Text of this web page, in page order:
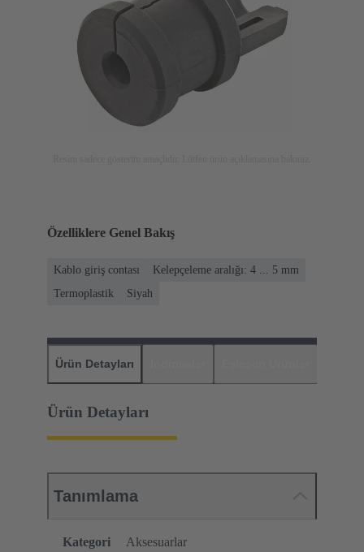
Özelliklere Genel Bakış
Kablo giriş contası
Kelepçeleme aralığı: 4 ... 5 mm
Termoplastik
Siyah
Ürün Detayları
Ürün Detayları
Tanımlama
Kategori
Aksesuarlar